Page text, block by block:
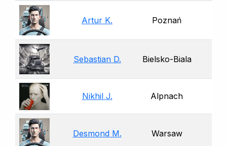
Artur K. Poznań
Sebastian D. Bielsko-Biala
Nikhil J. Alpnach
Desmond M. Warsaw